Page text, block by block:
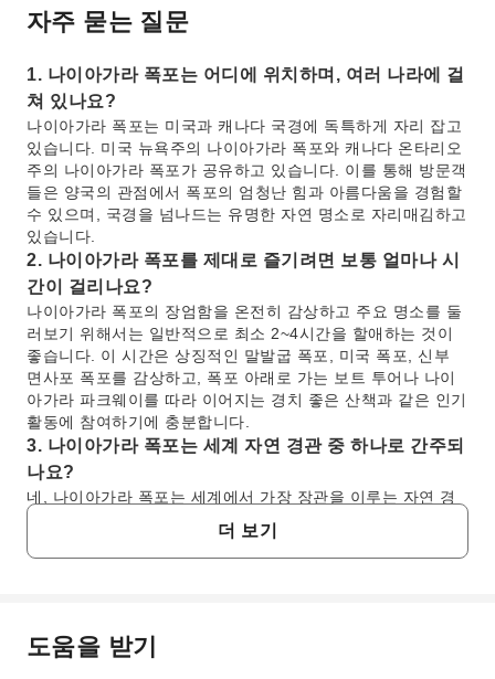
자주 묻는 질문
1. 나이아가라 폭포는 어디에 위치하며, 여러 나라에 걸
쳐 있나요?
나이아가라 폭포는 미국과 캐나다 국경에 독특하게 자리 잡고
있습니다. 미국 뉴욕주의 나이아가라 폭포와 캐나다 온타리오
주의 나이아가라 폭포가 공유하고 있습니다. 이를 통해 방문객
들은 양국의 관점에서 폭포의 엄청난 힘과 아름다움을 경험할
수 있으며, 국경을 넘나드는 유명한 자연 명소로 자리매김하고
있습니다.
2. 나이아가라 폭포를 제대로 즐기려면 보통 얼마나 시
간이 걸리나요?
나이아가라 폭포의 장엄함을 온전히 감상하고 주요 명소를 둘
러보기 위해서는 일반적으로 최소 2~4시간을 할애하는 것이
좋습니다. 이 시간은 상징적인 말발굽 폭포, 미국 폭포, 신부
면사포 폭포를 감상하고, 폭포 아래로 가는 보트 투어나 나이
아가라 파크웨이를 따라 이어지는 경치 좋은 산책과 같은 인기
활동에 참여하기에 충분합니다.
3. 나이아가라 폭포는 세계 자연 경관 중 하나로 간주되
나요?
네, 나이아가라 폭포는 세계에서 가장 장관을 이루는 자연 경
관 중 하나로 널리 인정받고 찬사를 받고 있습니다. 특히 캐나
다 말발굽 폭포의 엄청난 힘, 숨 막히는 폭포수, 그리고 엄청난
물의 양은 매년 수백만 명의 방문객을 끌어들이며, 자연의 웅
4. 나이아가라 폭포에서 방문객이 즐길 수 있는 주요 명
소와 경험은 무엇인가요?
더 보기
자주 묻는 질문
도움을 받기